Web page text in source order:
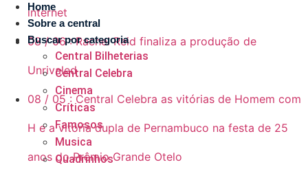
internet
08 / 06 : Rachel Reid finaliza a produção de
Unrivaled
08 / 05 : Central Celebra as vitórias de Homem com
H e a vitória dupla de Pernambuco na festa de 25
anos do Prêmio Grande Otelo
Home
Sobre a central
Buscar por categoria
Central Bilheterias
Central Celebra
Cinema
Críticas
Famosos
Musica
Quadrinhos